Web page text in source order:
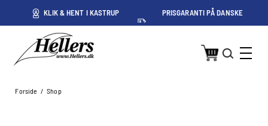
KLIK & HENT I KASTRUP PRISGARANTI PÅ DANSKE
Forside / Shop